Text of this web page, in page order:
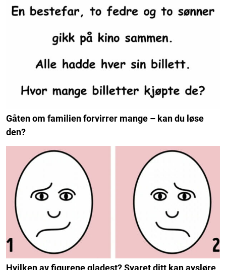
Gåten om familien forvirrer mange – kan du løse
den?
Hvilken av figurene gladest? Svaret ditt kan avsløre